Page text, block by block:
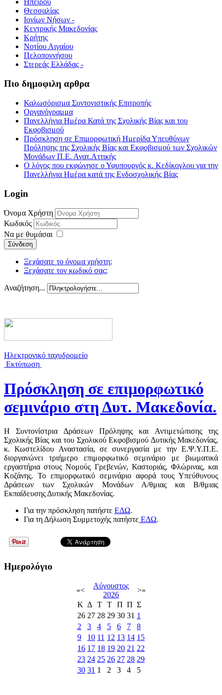
Ηπείρου
Θεσσαλίας
Ιονίων Νήσων -
Κεντρικής Μακεδονίας
Κρήτης
Νοτίου Αιγαίου
Πελοποννήσου
Στερεάς Ελλάδας -
Πιο δημοφιλη αρθρα
Καλωσόρισμα Συντονιστικής Επιτροπής
Οργανόγραμμα
Πανελλήνια Ημέρα Κατά της Σχολικής Βίας και του
Εκφοβισμού
Πρόσκληση σε Επιμορφωτική Ημερίδα Υπευθύνων
Πρόληψης της Σχολικής Βίας και Εκφοβισμού των Σχολικών
Μονάδων Π.Ε. Ανατ.Αττικής
Ο λόγος που εκφώνησε ο Υφυπουργός κ. Κεδίκογλου για την
Πανελλήνια Ημέρα κατά της Ενδοσχολικής Βίας
Login
Όνομα Χρήστη
Κωδικός
Να με θυμάσαι
Σύνδεση
Ξεχάσατε το όνομα χρήστη;
Ξεχάσατε τον κωδικό σας;
Αναζήτηση...
Ηλεκτρονικό ταχυδρομείο
Εκτύπωση
Πρόσκληση σε επιμορφωτικό
σεμινάριο στη Δυτ. Μακεδονία.
Η Συντονίστρια Δράσεων Πρόληψης και Αντιμετώπισης της
Σχολικής Βίας και του Σχολικού Εκφοβισμού Δυτικής Μακεδονίας,
κ. Κωστελίδου Αναστασία, σε συνεργασία με την Ε.Ψ.Υ.Π.Ε.
διοργανώνει τριήμερο επιμορφωτικό σεμινάριο με βιωματικά
εργαστήρια στους Νομούς Γρεβενών, Καστοριάς, Φλώρινας, και
Κοζάνης. Το επιμορφωτικό σεμινάριο αφορά τους Υπεύθυνους
Δράσεων των Σχολικών Μονάδων Α/θμιας και Β/θμιας
Εκπαίδευσης Δυτικής Μακεδονίας.
Για την πρόσκληση πατήστε ΕΔΩ.
Για τη Δήλωση Συμμετοχής πατήστε ΕΔΩ.
Ημερολόγιο
«<
Αύγουστος
2026
>»
Κ Δ Τ Τ Π Π Σ
26 27 28 29 30 31 1
2
3 4 5 6 7
8
9
10 11 12 13 14 15
16 17 18 19 20 21 22
23 24 25 26 27 28 29
30 31 1 2 3 4 5